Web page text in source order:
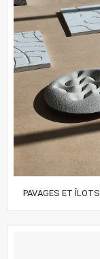
PAVAGES ET ÎLOTS